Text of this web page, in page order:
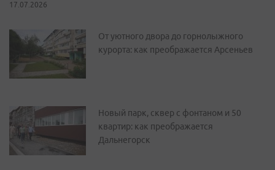
17.07.2026
От уютного двора до горнолыжного
курорта: как преображается Арсеньев
Новый парк, сквер с фонтаном и 50
квартир: как преображается
Дальнегорск